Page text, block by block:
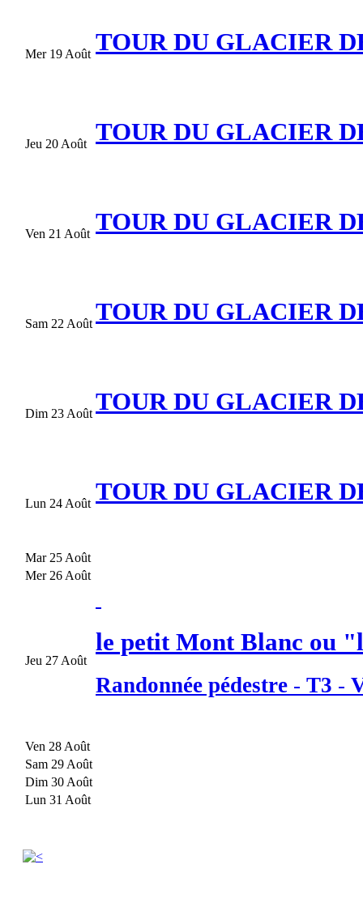
Mer 19 Août TOUR DU GLACIER
Jeu 20 Août TOUR DU GLACIER
Ven 21 Août TOUR DU GLACIER
Sam 22 Août TOUR DU GLACIER
Dim 23 Août TOUR DU GLACIER
Lun 24 Août TOUR DU GLACIER
Mar 25 Août
Mer 26 Août
Jeu 27 Août
le petit Mont Blanc ou
Randonnée pédestre - T3 -
Ven 28 Août
Sam 29 Août
Dim 30 Août
Lun 31 Août